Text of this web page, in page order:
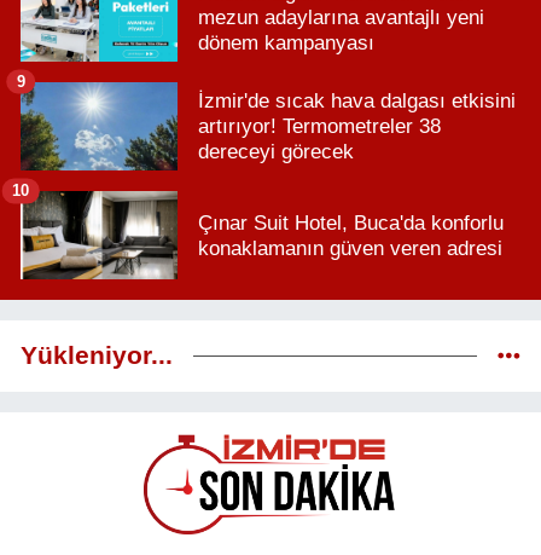
mezun adaylarına avantajlı yeni
dönem kampanyası
İzmir'de sıcak hava dalgası etkisini
artırıyor! Termometreler 38
dereceyi görecek
9
Çınar Suit Hotel, Buca'da konforlu
konaklamanın güven veren adresi
10
Yükleniyor...